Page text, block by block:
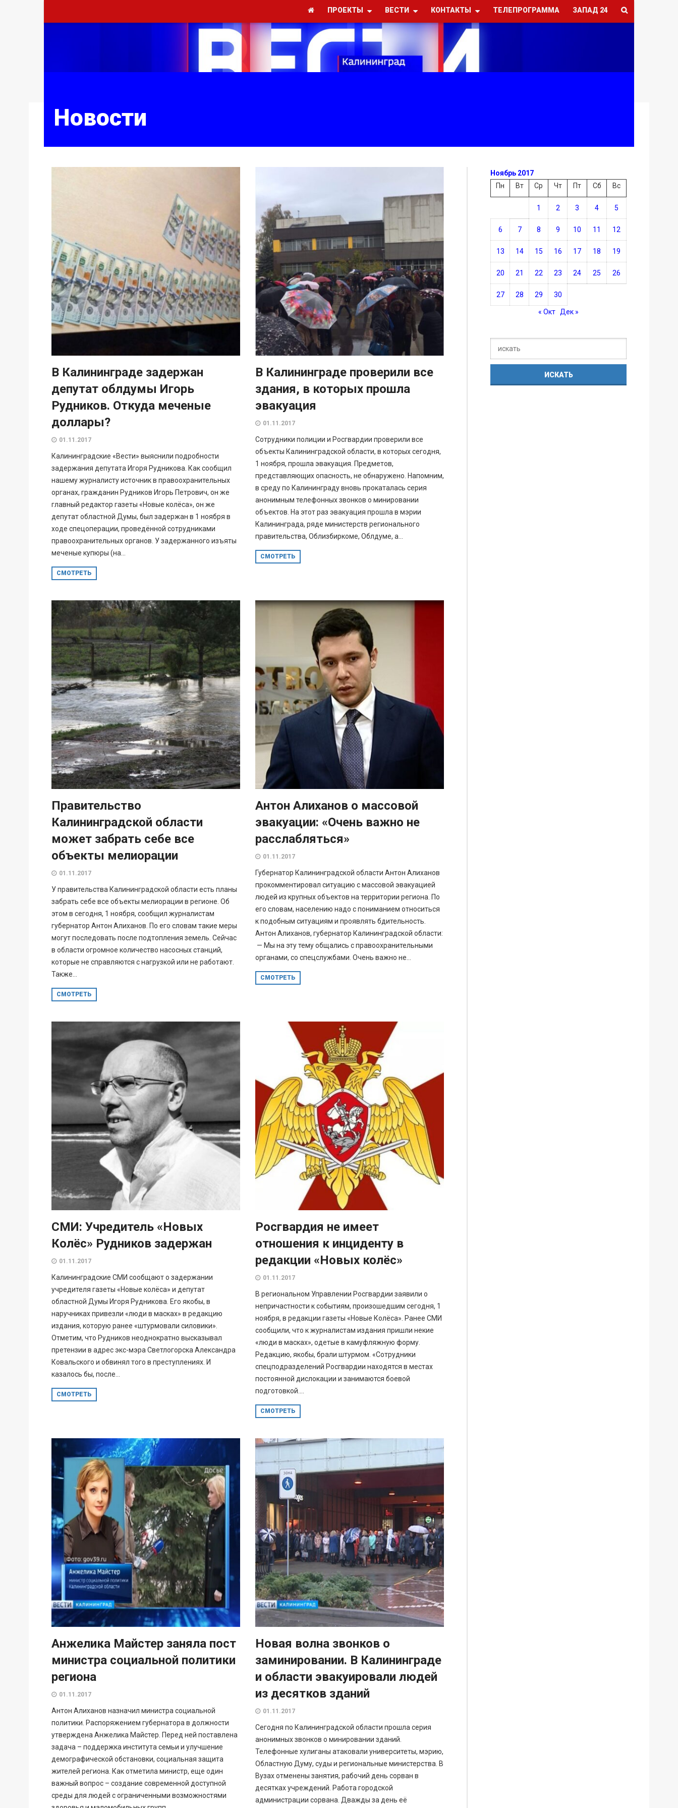
ПРОЕКТЫ ВЕСТИ КОНТАКТЫ ТЕЛЕПРОГРАММА ЗАПАД 24
Новости
В Калининграде задержан
депутат облдумы Игорь
Рудников. Откуда меченые
доллары?
01.11.2017
Калининградские «Вести» выяснили подробности
задержания депутата Игоря Рудникова. Как сообщил
нашему журналисту источник в правоохранительных
органах, гражданин Рудников Игорь Петрович, он же
главный редактор газеты «Новые колёса», он же
депутат областной Думы, был задержан в 1 ноября в
ходе спецоперации, проведённой сотрудниками
правоохранительных органов. У задержанного изъяты
меченые купюры (на...
СМОТРЕТЬ
В Калининграде проверили все
здания, в которых прошла
эвакуация
01.11.2017
Сотрудники полиции и Росгвардии проверили все
объекты Калининградской области, в которых сегодня,
1 ноября, прошла эвакуация. Предметов,
представляющих опасность, не обнаружено. Напомним,
в среду по Калининграду вновь прокаталась серия
анонимным телефонных звонков о минировании
объектов. На этот раз эвакуация прошла в мэрии
Калининграда, ряде министерств регионального
правительства, Облизбиркоме, Облдуме, а...
СМОТРЕТЬ
Правительство
Калининградской области
может забрать себе все
объекты мелиорации
01.11.2017
У правительства Калининградской области есть планы
забрать себе все объекты мелиорации в регионе. Об
этом в сегодня, 1 ноября, сообщил журналистам
губернатор Антон Алиханов. По его словам такие меры
могут последовать после подтопления земель. Сейчас
в области огромное количество насосных станций,
которые не справляются с нагрузкой или не работают.
Также...
СМОТРЕТЬ
Антон Алиханов о массовой
эвакуации: «Очень важно не
расслабляться»
01.11.2017
Губернатор Калининградской области Антон Алиханов
прокомментировал ситуацию с массовой эвакуацией
людей из крупных объектов на территории региона. По
его словам, населению надо с пониманием относиться
к подобным ситуациям и проявлять бдительность.
Антон Алиханов, губернатор Калининградской области:
— Мы на эту тему общались с правоохранительными
органами, со спецслужбами. Очень важно не...
СМОТРЕТЬ
СМИ: Учредитель «Новых
Колёс» Рудников задержан
01.11.2017
Калининградские СМИ сообщают о задержании
учредителя газеты «Новые колёса» и депутат
областной Думы Игоря Рудникова. Его якобы, в
наручниках привезли «люди в масках» в редакцию
издания, которую ранее «штурмовали силовики».
Отметим, что Рудников неоднократно высказывал
претензии в адрес экс-мэра Светлогорска Александра
Ковальского и обвинял того в преступлениях. И
казалось бы, после...
СМОТРЕТЬ
Росгвардия не имеет
отношения к инциденту в
редакции «Новых колёс»
01.11.2017
В региональном Управлении Росгвардии заявили о
непричастности к событиям, произошедшим сегодня, 1
ноября, в редакции газеты «Новые Колёса». Ранее СМИ
сообщили, что к журналистам издания пришли некие
«люди в масках», одетые в камуфляжную форму.
Редакцию, якобы, брали штурмом. «Сотрудники
спецподразделений Росгвардии находятся в местах
постоянной дислокации и занимаются боевой
подготовкой....
СМОТРЕТЬ
Анжелика Майстер заняла пост
министра социальной политики
региона
01.11.2017
Антон Алиханов назначил министра социальной
политики. Распоряжением губернатора в должности
утверждена Анжелика Майстер. Перед ней поставлена
задача – поддержка института семьи и улучшение
демографической обстановки, социальная защита
жителей региона. Как отметила министр, еще один
важный вопрос – создание современной доступной
среды для людей с ограниченными возможностями
Новая волна звонков о
заминировании. В Калининграде
и области эвакуировали людей
из десятков зданий
01.11.2017
Сегодня по Калининградской области прошла серия
анонимных звонков о минировании зданий.
Телефонные хулиганы атаковали университеты, мэрию,
Областную Думу, суды и региональные министерства. В
Вузах отменены занятия, рабочий день сорван в
десятках учреждений. Работа городской
администрации сорвана. Дважды за день её
Ноябрь 2017
Пн
Вт Ср Чт Пт Сб Вс
1 2 3 4 5
6 7 8 9 10 11 12
13 14 15 16 17 18 19
20 21 22 23 24 25 26
27 28 29 30
« Окт Дек »